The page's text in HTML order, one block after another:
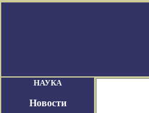
НАУКА
Новости